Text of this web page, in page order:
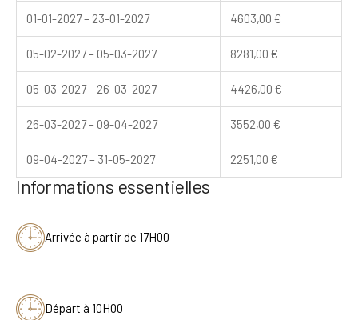
01-01-2027 – 23-01-2027 4603,00 €
05-02-2027 – 05-03-2027 8281,00 €
05-03-2027 – 26-03-2027 4426,00 €
26-03-2027 – 09-04-2027 3552,00 €
09-04-2027 – 31-05-2027 2251,00 €
Informations essentielles
Arrivée à partir de 17H00
Départ à 10H00